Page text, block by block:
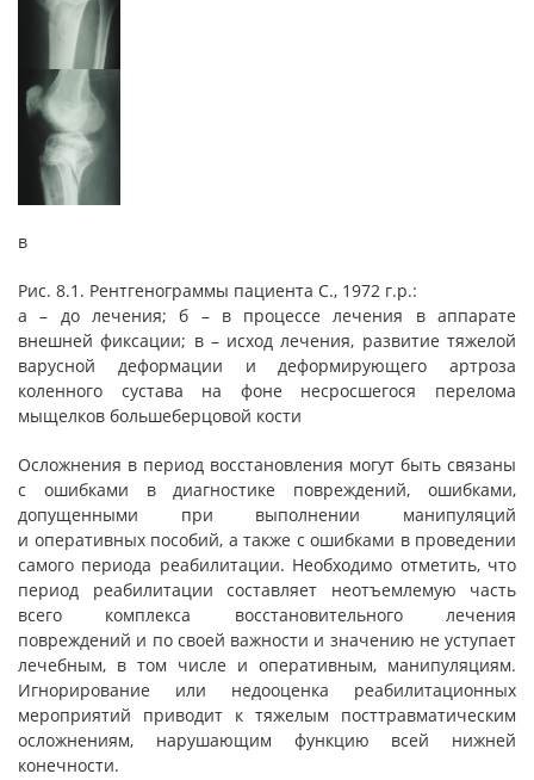
в
Рис. 8.1. Рентгенограммы пациента С., 1972 г.р.:
а – до лечения; б – в процессе лечения в аппарате
внешней фиксации; в – исход лечения, развитие тяжелой
варусной деформации и деформирующего артроза
коленного сустава на фоне несросшегося перелома
мыщелков большеберцовой кости
Осложнения в период восстановления могут быть связаны
с ошибками в диагностике повреждений, ошибками,
допущенными при выполнении манипуляций
и оперативных пособий, а также с ошибками в проведении
самого периода реабилитации. Необходимо отметить, что
период реабилитации составляет неотъемлемую часть
всего комплекса восстановительного лечения
повреждений и по своей важности и значению не уступает
лечебным, в том числе и оперативным, манипуляциям.
Игнорирование или недооценка реабилитационных
мероприятий приводит к тяжелым посттравматическим
осложнениям, нарушающим функцию всей нижней
конечности.